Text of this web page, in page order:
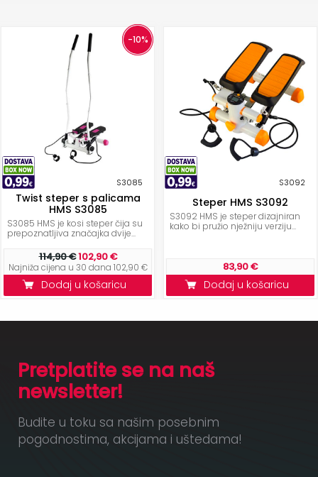
-10%
S3085
Twist steper s palicama
HMS S3085
S3085 HMS je kosi steper čija su
prepoznatljiva značajka dvije...
114,90 €102,90 €
Najniža cijena u 30 dana 102,90 €
Dodaj u košaricu
S3092
Steper HMS S3092
S3092 HMS je steper dizajniran
kako bi pružio nježniju verziju...
83,90 €
Dodaj u košaricu
Pretplatite se na naš
newsletter!
Budite u toku sa našim posebnim
pogodnostima, akcijama i uštedama!